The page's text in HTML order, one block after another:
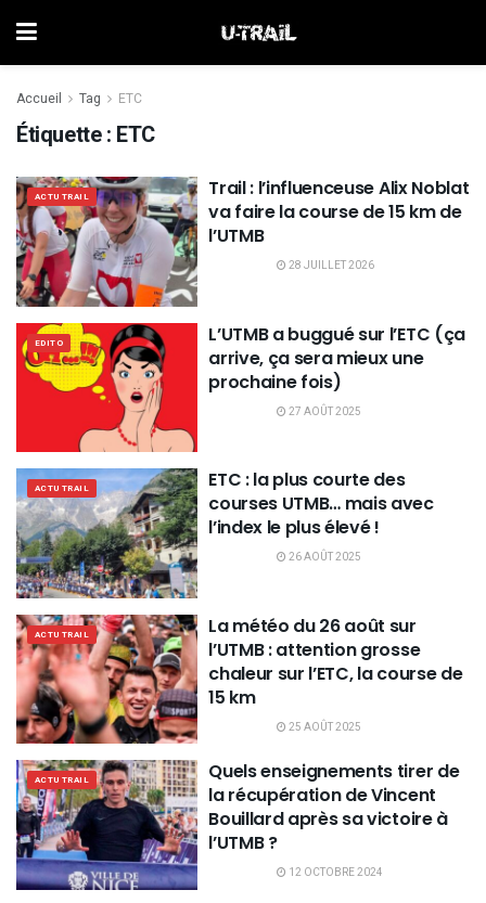
Accueil Tag ETC
Étiquette : ETC
ACTU TRAIL
Trail : l’influenceuse Alix Noblat
va faire la course de 15 km de
l’UTMB
28 JUILLET 2026
EDITO
L’UTMB a buggué sur l’ETC (ça
arrive, ça sera mieux une
prochaine fois)
27 AOÛT 2025
ACTU TRAIL
ETC : la plus courte des
courses UTMB… mais avec
l’index le plus élevé !
26 AOÛT 2025
ACTU TRAIL
La météo du 26 août sur
l’UTMB : attention grosse
chaleur sur l’ETC, la course de
15 km
25 AOÛT 2025
ACTU TRAIL
Quels enseignements tirer de
la récupération de Vincent
Bouillard après sa victoire à
l’UTMB ?
12 OCTOBRE 2024